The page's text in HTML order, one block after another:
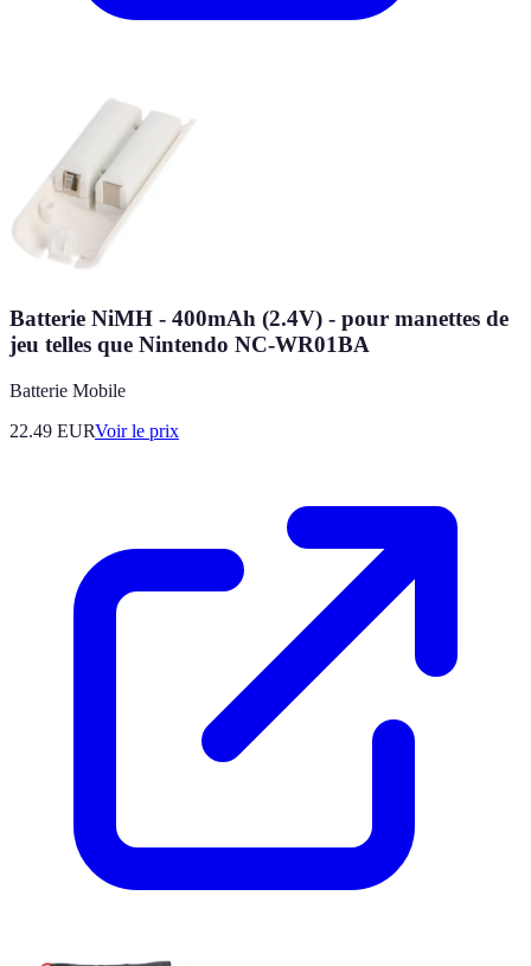
Batterie NiMH - 400mAh (2.4V) - pour manettes de
jeu telles que Nintendo NC-WR01BA
Batterie Mobile
22.49 EURVoir le prix